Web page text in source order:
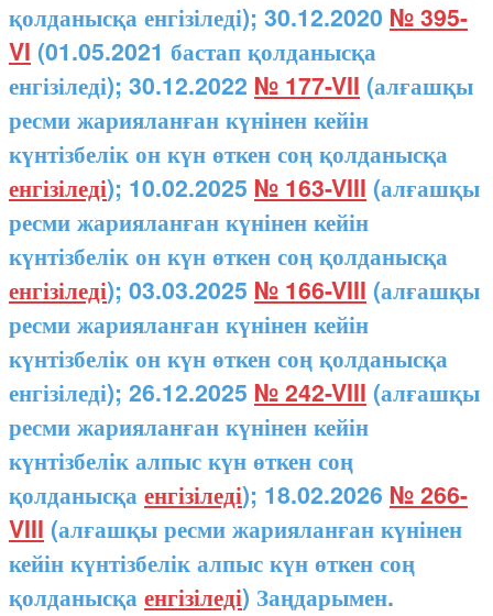
қолданысқа енгізіледі); 30.12.2020 № 395-
VI (01.05.2021 бастап қолданысқа
енгізіледі); 30.12.2022 № 177-VII (алғашқы
ресми жарияланған күнінен кейін
күнтізбелік он күн өткен соң қолданысқа
енгізіледі); 10.02.2025 № 163-VIII (алғашқы
ресми жарияланған күнінен кейін
күнтізбелік он күн өткен соң қолданысқа
енгізіледі); 03.03.2025 № 166-VIII (алғашқы
ресми жарияланған күнінен кейін
күнтізбелік он күн өткен соң қолданысқа
енгізіледі); 26.12.2025 № 242-VIII (алғашқы
ресми жарияланған күнінен кейін
күнтізбелік алпыс күн өткен соң
қолданысқа енгізіледі); 18.02.2026 № 266-
VIII (алғашқы ресми жарияланған күнінен
кейін күнтізбелік алпыс күн өткен соң
қолданысқа енгізіледі) Заңдарымен.